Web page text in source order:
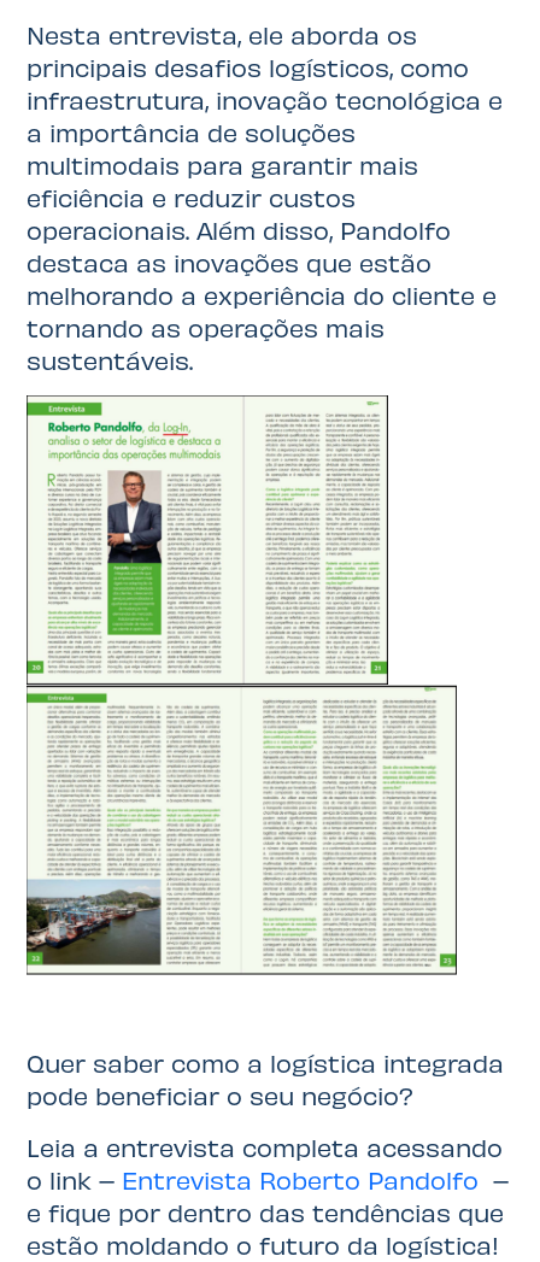
Nesta entrevista, ele aborda os
principais desafios logísticos, como
infraestrutura, inovação tecnológica e
a importância de soluções
multimodais para garantir mais
eficiência e reduzir custos
operacionais. Além disso, Pandolfo
destaca as inovações que estão
melhorando a experiência do cliente e
tornando as operações mais
sustentáveis.
Quer saber como a logística integrada
pode beneficiar o seu negócio?
Leia a entrevista completa acessando
o link – Entrevista Roberto Pandolfo –
e fique por dentro das tendências que
estão moldando o futuro da logística!